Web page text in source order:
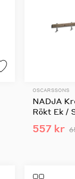
OSCARSSONS
NADJA
Rökt Ek /
557 kr